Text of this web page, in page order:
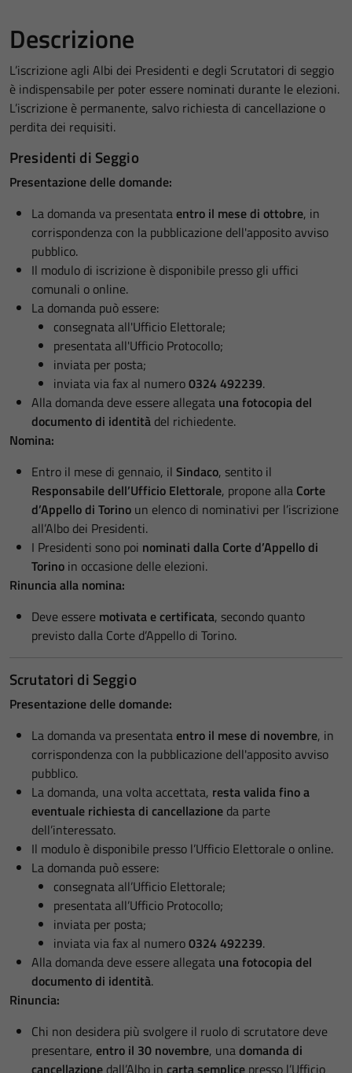
Descrizione
L’iscrizione agli Albi dei Presidenti e degli Scrutatori di seggio
è indispensabile per poter essere nominati durante le elezioni.
L’iscrizione è permanente, salvo richiesta di cancellazione o
perdita dei requisiti.
Presidenti di Seggio
Presentazione delle domande:
La domanda va presentataentro il mese di ottobre, in
corrispondenza con la pubblicazione dell'apposito avviso
pubblico.
Il modulo di iscrizione è disponibile presso gli uffici
comunali o online.
La domanda può essere:
consegnata all'Ufficio Elettorale;
presentata all'Ufficio Protocollo;
inviata per posta;
inviata via fax al numero0324 492239.
Alla domanda deve essere allegata una fotocopia del
documento di identità del richiedente.
Nomina:
Entro il mese di gennaio, il Sindaco, sentito il
Responsabile dell’Ufficio Elettorale, propone alla Corte
d’Appello di Torino un elenco di nominativi per l’iscrizione
all’Albo dei Presidenti.
I Presidenti sono poi nominati dalla Corte d’Appello di
Torino in occasione delle elezioni.
Rinuncia alla nomina:
Deve essere motivata e certificata, secondo quanto
previsto dalla Corte d’Appello di Torino.
Scrutatori di Seggio
Presentazione delle domande:
La domanda va presentataentro il mese di novembre, in
corrispondenza con la pubblicazione dell'apposito avviso
pubblico.
La domanda, una volta accettata, resta valida fino a
eventuale richiesta di cancellazione da parte
dell’interessato.
Il modulo è disponibile presso l’Ufficio Elettorale o online.
La domanda può essere:
consegnata all’Ufficio Elettorale;
presentata all’Ufficio Protocollo;
inviata per posta;
inviata via fax al numero0324 492239.
Alla domanda deve essere allegata una fotocopia del
documento di identità.
Rinuncia:
Chi non desidera più svolgere il ruolo di scrutatore deve
presentare, entro il 30 novembre, unadomanda di
cancellazione dall’Albo in carta semplice presso l’Ufficio